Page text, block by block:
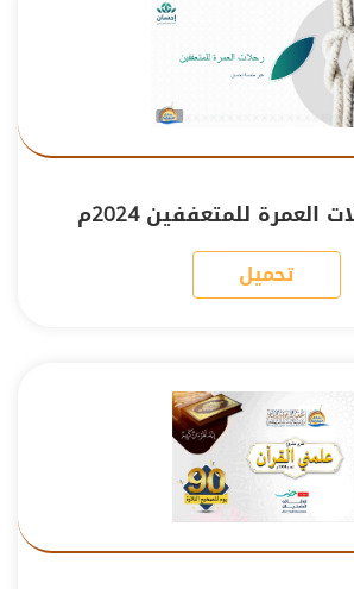
للمتعففين 2024م
تحميل